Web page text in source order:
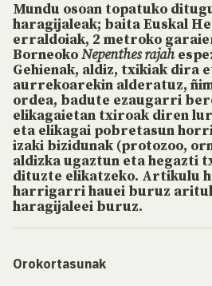
Mundu osoan topatuko
haragijaleak; baita Euskal
erraldoiak, 2 metroko
BorneokoNepenthes rajah
Gehienak, aldiz, txikiak dira
aurrekoarekin alderatuz,
ordea, badute ezaugarri
elikagaietan txiroak diren
eta elikagai pobretasun
izaki bizidunak (protozoo,
aldizka ugaztun eta hegazti
dituzte elikatzeko. Artikulu
harrigarri hauei buruz
haragijaleei buruz.
Orokortasunak